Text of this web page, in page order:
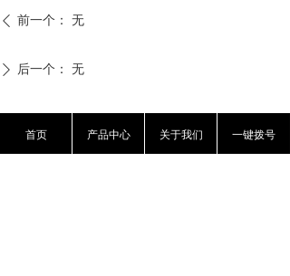
ꄴ 前一个： 无
ꄲ 后一个： 无
资讯产品信息及报价
首页 产品中心 关于我们 一键拨号